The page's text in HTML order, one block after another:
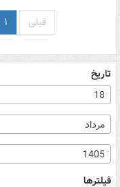
قبلی ۱
تاریخ
18
مرداد
1405
فیلترها